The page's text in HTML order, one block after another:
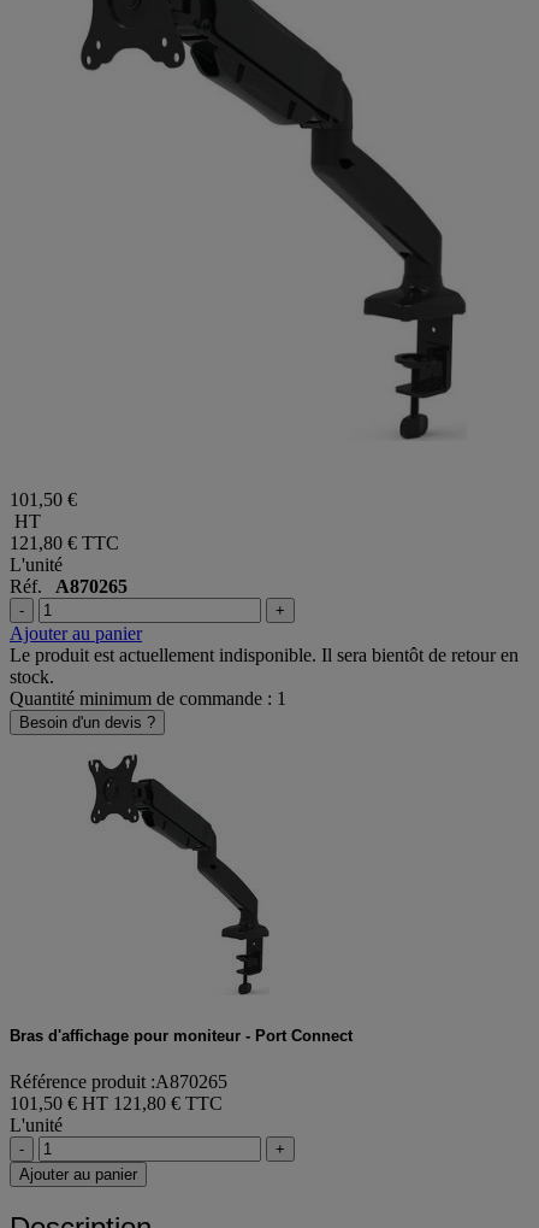
101,50 €
HT
121,80 € TTC
L'unité
Réf. A870265
- +
Ajouter au panier
Le produit est actuellement indisponible. Il sera bientôt de retour en
stock.
Quantité minimum de commande : 1
Besoin d'un devis ?
Bras d'affichage pour moniteur - Port Connect
Référence produit :A870265
101,50 € HT 121,80 € TTC
L'unité
-
+
Ajouter au panier